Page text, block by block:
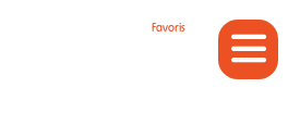
Favoris